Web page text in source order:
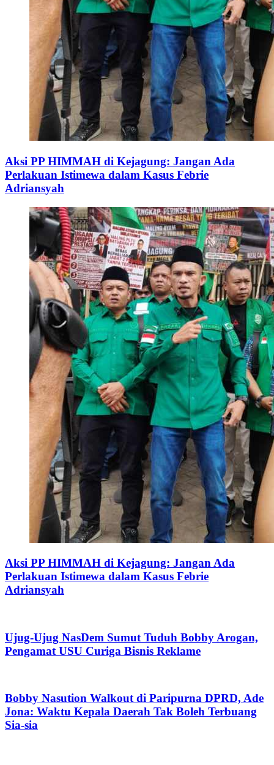
Aksi PP HIMMAH di Kejagung: Jangan Ada
Perlakuan Istimewa dalam Kasus Febrie
Adriansyah
Aksi PP HIMMAH di Kejagung: Jangan Ada
Perlakuan Istimewa dalam Kasus Febrie
Adriansyah
Ujug-Ujug NasDem Sumut Tuduh Bobby Arogan,
Pengamat USU Curiga Bisnis Reklame
Bobby Nasution Walkout di Paripurna DPRD, Ade
Jona: Waktu Kepala Daerah Tak Boleh Terbuang
Sia-sia